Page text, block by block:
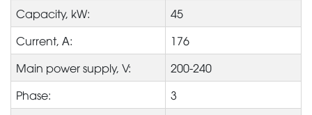
Capacity, kW:
45
Current, А:
176
Main power supply, V:
200-240
Phase:
3